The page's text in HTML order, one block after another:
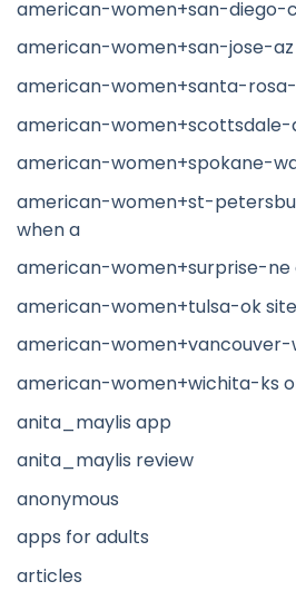
american-women+san-diego-
american-women+san-jose-
american-women+santa-
american-women+scottsdale-
american-women+spokane-
american-women+st-
when a
american-women+surprise-ne
american-women+tulsa-ok site
american-women+vancouver-
american-women+wichita-ks
anita_maylis app
anita_maylis review
anonymous
apps for adults
articles